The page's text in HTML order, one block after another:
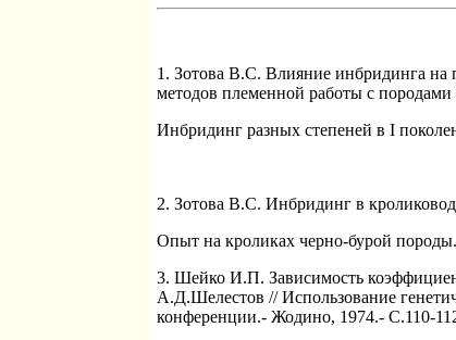
1. Зотова В.С. Влияние инбридинга
методов племенной работы с
Инбридинг разных степеней в I
2. Зотова В.С. Инбридинг в
Опыт на кроликах черно-бурой породы.
3. Шейко И.П. Зависимость
А.Д.Шелестов // Использование
конференции.- Жодино, 1974.- С.110-